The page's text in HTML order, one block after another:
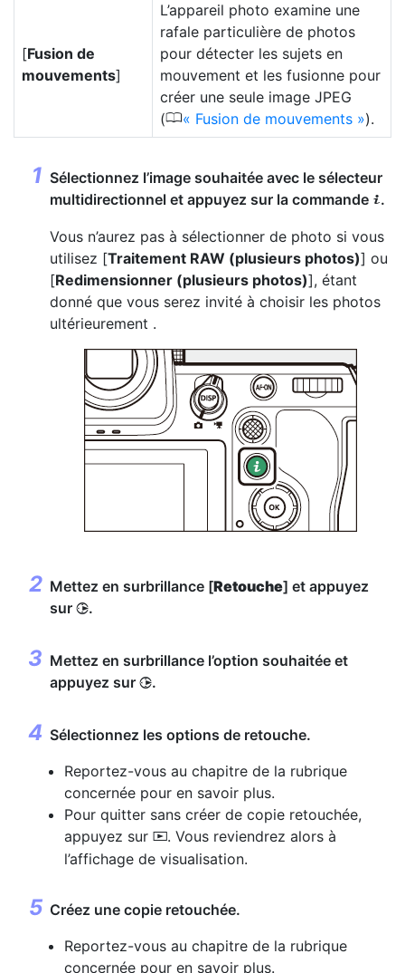
[Fusion de
mouvements]
L’appareil photo examine une
rafale particulière de photos
pour détecter les sujets en
mouvement et les fusionne pour
créer une seule image JPEG
(0 Fusion de mouvements ).
Sélectionnez l’image souhaitée avec le sélecteur
multidirectionnel et appuyez sur la commande i.
Vous n’aurez pas à sélectionner de photo si vous
utilisez [Traitement RAW (plusieurs photos)] ou
[Redimensionner (plusieurs photos)], étant
donné que vous serez invité à choisir les photos
ultérieurement .
Mettez en surbrillance [Retouche] et appuyez
sur 2.
Mettez en surbrillance l’option souhaitée et
appuyez sur 2.
Sélectionnez les options de retouche.
Reportez-vous au chapitre de la rubrique
concernée pour en savoir plus.
Pour quitter sans créer de copie retouchée,
appuyez sur K. Vous reviendrez alors à
l’affichage de visualisation.
Créez une copie retouchée.
Reportez-vous au chapitre de la rubrique
concernée pour en savoir plus.